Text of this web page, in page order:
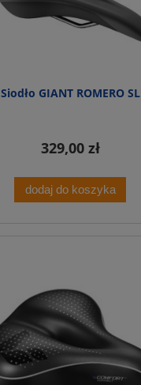
Siodło GIANT ROMERO SL
329,00 zł
dodaj do koszyka